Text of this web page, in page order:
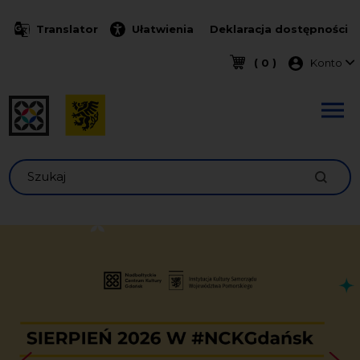
Translator Ułatwienia Deklaracja dostępności
( 0 ) Menu
Konto
Szukaj